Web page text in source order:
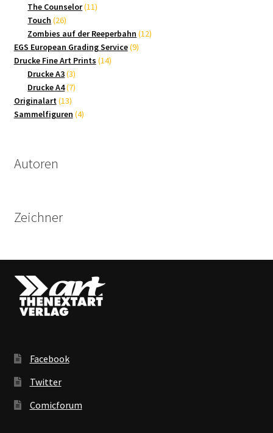
Produkte
The Counselor 1111
Touch 2626
Produkte
Zombies auf der Reeperbahn 1212
EGS European Grading Service 99
Drucke Fine Art Prints 1414
Drucke A3 33
Produkte
Drucke A4 77
Originalart 1313
Produkte
Sammelfiguren 44
Autoren
Zeichner
Facebook
Twitter
Comicforum